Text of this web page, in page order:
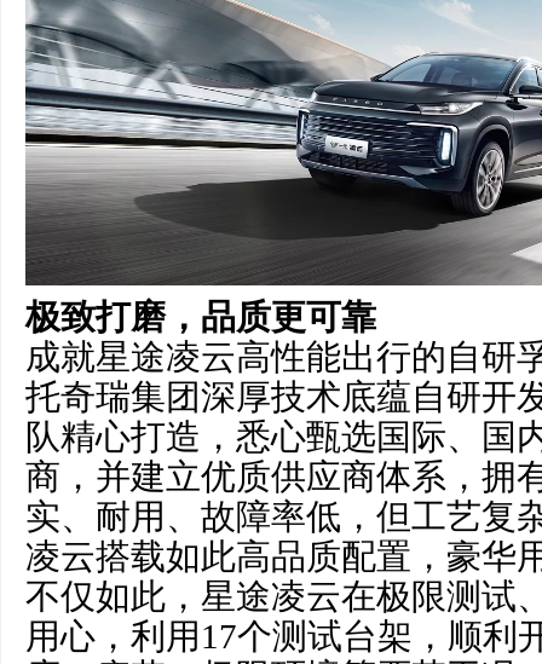
极致打磨，品质更可靠
成就星途凌云高性能出行的自研
托奇瑞集团深厚技术底蕴自研开
队精心打造，悉心甄选国际、国
商，并建立优质供应商体系，拥
实、耐用、故障率低，但工艺复
凌云搭载如此高品质配置，豪华
不仅如此，星途凌云在极限测试
用心，利用17个测试台架，顺利